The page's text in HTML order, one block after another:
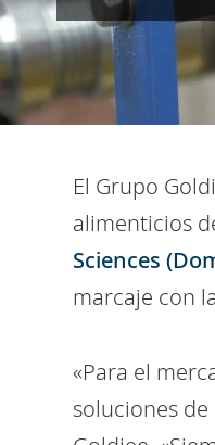
El Grupo
alimenticios
Sciences
marcaje con
«Para el
soluciones